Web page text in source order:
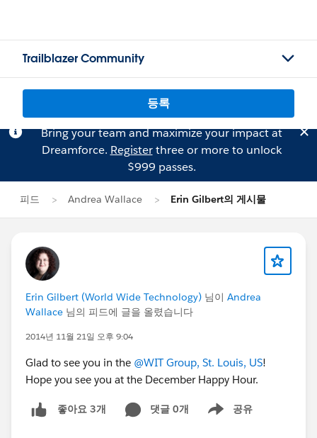
Trailblazer Community
등록
Bring your team and maximize your impact at
Dreamforce. Registerthree or more to unlock
$999 passes.
피드 Andrea Wallace Erin Gilbert의 게시물
Erin Gilbert (World Wide Technology) 님이 Andrea
Wallace 님의 피드에 글을 올렸습니다
2014년 11월 21일 오후 9:04
Glad to see you in the @WIT Group, St. Louis, US!
Hope you see you at the December Happy Hour.
좋아요 3개 댓글 0개 공유
Show menu